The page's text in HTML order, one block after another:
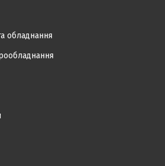
обладнання